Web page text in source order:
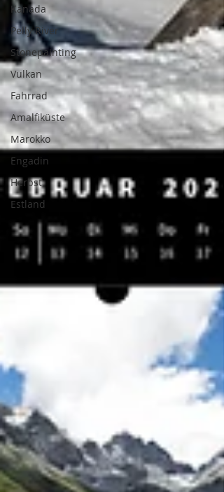
Kanada
Pelly River
Stonepainting
Vulkan
Fahrrad
Amalfiküste
Marokko
Engadin
Herbst
Estland